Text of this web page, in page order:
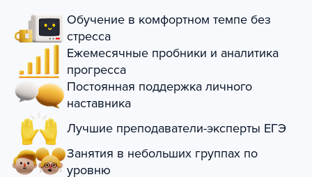
Обучение в комфортном темпе без
стресса
Ежемесячные пробники и аналитика
прогресса
Постоянная поддержка личного
наставника
Лучшие преподаватели-эксперты ЕГЭ
Занятия в небольших группах по
уровню